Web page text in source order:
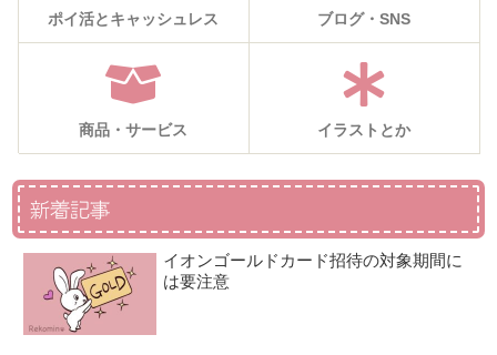
ポイ活とキャッシュレス ブログ・SNS
商品・サービス イラストとか
新着記事
イオンゴールドカード招待の対象期間に
は要注意